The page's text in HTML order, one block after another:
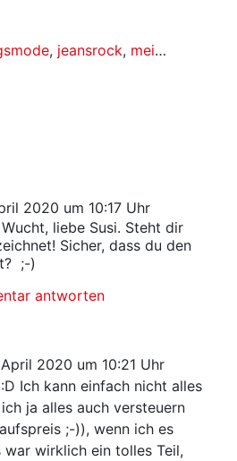
, jeansrock, mein leben im lockdown
2020 um 10:17 Uhr
liebe Susi. Steht dir
Sicher, dass du den
;-)
antworten
2020 um 10:21 Uhr
Ich kann einfach nicht alles
ja alles auch versteuern
;-)), wenn ich es
war wirklich ein tolles Teil,